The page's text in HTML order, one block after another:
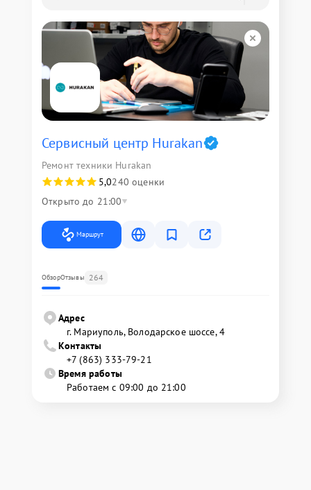
Сервисный центр Hurakan
Ремонт техники Hurakan
5,0240 оценки
Открыто до 21:00
Маршрут
ОбзорОтзывы 264
Адрес
г. Мариуполь, Володарское шоссе, 4
Контакты
+7 (863) 333-79-21
Время работы
Работаем с 09:00 до 21:00